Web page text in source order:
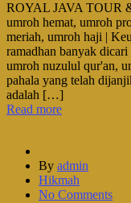
ROYAL JAVA TOUR
umroh hemat, umroh
meriah, umroh haji |
ramadhan banyak
umroh nuzulul qur'an,
pahala yang telah
adalah […]
Read more
By admin
Hikmah
No Comments